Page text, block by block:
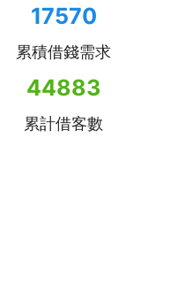
17570
累積借錢需求
44883
累計借客數